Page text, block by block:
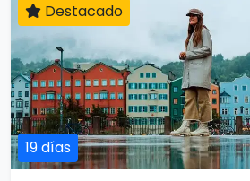
19 días
Destacado